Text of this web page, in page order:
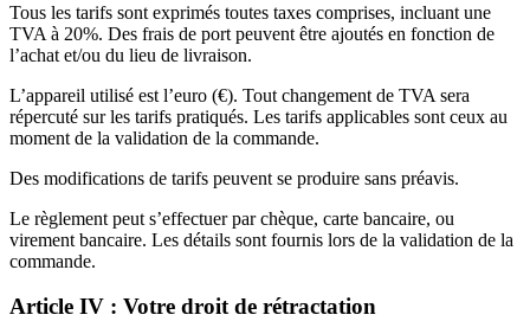
Tous les tarifs sont exprimés toutes taxes comprises, incluant une
TVA à 20%. Des frais de port peuvent être ajoutés en fonction de
l’achat et/ou du lieu de livraison.
L’appareil utilisé est l’euro (€). Tout changement de TVA sera
répercuté sur les tarifs pratiqués. Les tarifs applicables sont ceux au
moment de la validation de la commande.
Des modifications de tarifs peuvent se produire sans préavis.
Le règlement peut s’effectuer par chèque, carte bancaire, ou
virement bancaire. Les détails sont fournis lors de la validation de la
commande.
Article IV : Votre droit de rétractation